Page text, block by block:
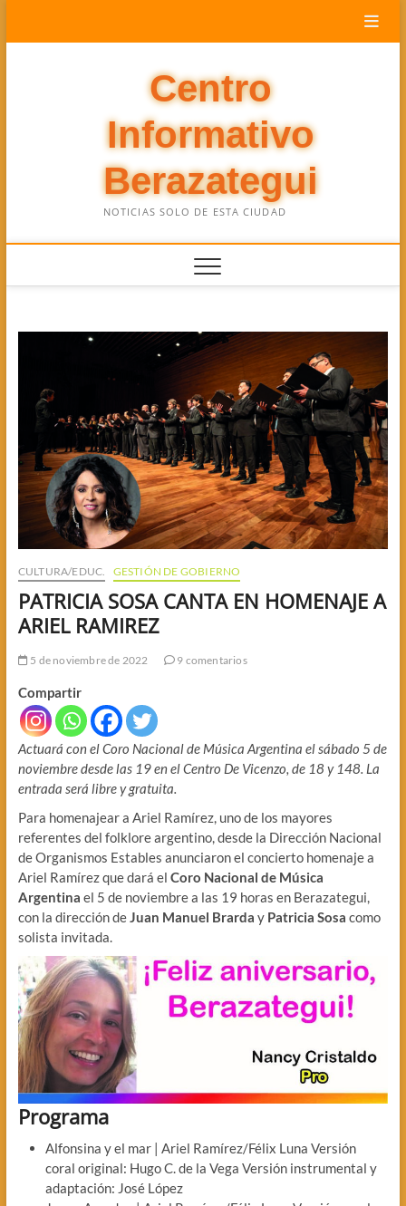
Centro
Informativo
Berazategui
NOTICIAS SOLO DE ESTA CIUDAD
CULTURA/EDUC. GESTIÓN DE GOBIERNO
PATRICIA SOSA CANTA EN HOMENAJE A
ARIEL RAMIREZ
5 de noviembre de 2022 9 comentarios
Compartir
Actuará con el Coro Nacional de Música Argentina el sábado 5 de
noviembre desde las 19 en el Centro De Vicenzo, de 18 y 148. La
entrada será libre y gratuita.
Para homenajear a Ariel Ramírez, uno de los mayores
referentes del folklore argentino, desde la Dirección Nacional
de Organismos Estables anunciaron el concierto homenaje a
Ariel Ramírez que dará el Coro Nacional de Música
Argentina el 5 de noviembre a las 19 horas en Berazategui,
con la dirección deJuan Manuel Brarda y Patricia Sosa como
solista invitada.
Programa
Alfonsina y el mar | Ariel Ramírez/Félix Luna Versión
coral original: Hugo C. de la Vega Versión instrumental y
adaptación: José López